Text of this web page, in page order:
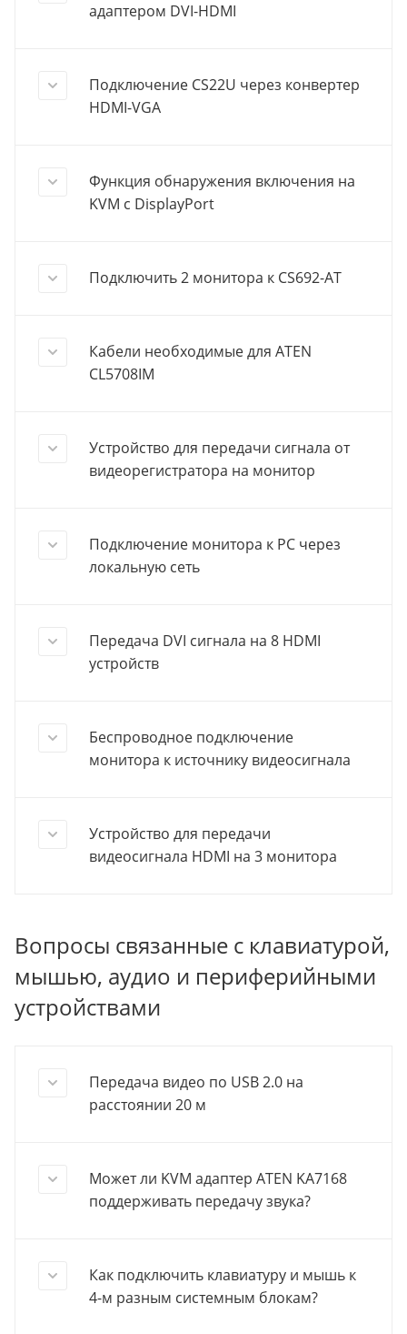
адаптером DVI-HDMI
Подключение CS22U через конвертер
HDMI-VGA
Функция обнаружения включения на
KVM с DisplayPort
Подключить 2 монитора к CS692-AT
Кабели необходимые для ATEN
CL5708IM
Устройство для передачи сигнала от
видеорегистратора на монитор
Подключение монитора к PC через
локальную сеть
Передача DVI сигнала на 8 HDMI
устройств
Беспроводное подключение
монитора к источнику видеосигнала
Устройство для передачи
видеосигнала HDMI на 3 монитора
Вопросы связанные с клавиатурой,
мышью, аудио и периферийными
устройствами
Передача видео по USB 2.0 на
расстоянии 20 м
Может ли KVM адаптер ATEN KA7168
поддерживать передачу звука?
Как подключить клавиатуру и мышь к
4-м разным системным блокам?